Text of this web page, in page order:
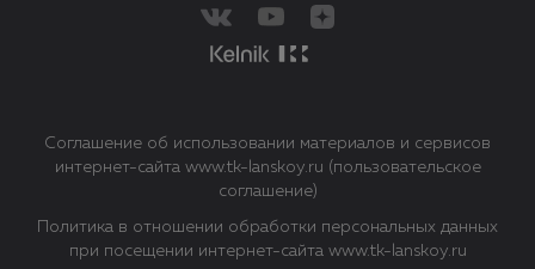
Политика в отношении обработки персональных данных
при посещении интернет-сайта www.tk-lanskoy.ru
Соглашение об использовании материалов и сервисов
интернет-сайта www.tk-lanskoy.ru (пользовательское
соглашение)